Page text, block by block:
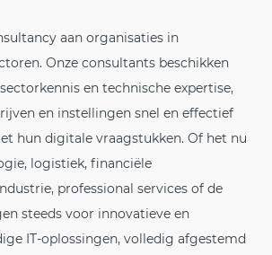
CASES
INSIGHTS
CONTACT
aan organisaties in
Onze consultants beschikken
en technische expertise,
en instellingen snel en effectief
hun digitale vraagstukken. Of het nu
logistiek, financiële
professional services of de
steeds voor innovatieve en
IT-oplossingen, volledig afgestemd